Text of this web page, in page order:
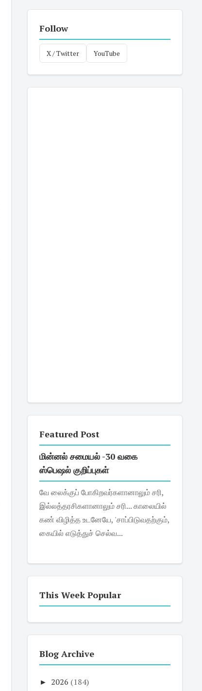
Follow
X / Twitter YouTube
Featured Post
மின்னல் சமையல் -30 வகை
ஸ்பெஷல் குறிப்புகள்
வே லைக்குப் போகிறவர்களானாலும் சரி,
இல்லத்தரசிகளானாலும் சரி... காலையில்
கண் விழித்த உடனேயே, 'சாப்பிடுவதற்கும்,
கையில் எடுத்துச் செல்வ...
This Week Popular
Blog Archive
► 2026 (184)